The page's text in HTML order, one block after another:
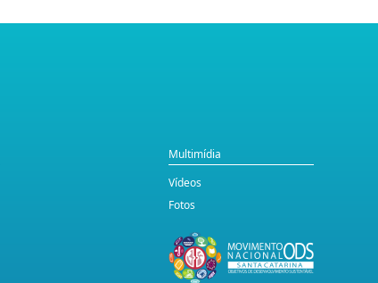
Multimídia
Vídeos
Fotos